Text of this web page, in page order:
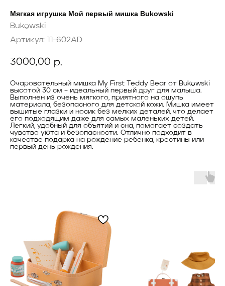
Мягкая игрушка Мой первый мишка Bukowski
Bukowski
Артикул:
11-602AD
3000,00 р.
Очаровательный мишка My First Teddy Bear от Bukowski
высотой 30 см – идеальный первый друг для малыша.
Выполнен из очень мягкого, приятного на ощупь
материала, безопасного для детской кожи. Мишка имеет
вышитые глазки и носик без мелких деталей, что делает
его подходящим даже для самых маленьких детей.
Легкий, удобный для объятий и сна, помогает создать
чувство уюта и безопасности. Отлично подходит в
качестве подарка на рождение ребенка, крестины или
первый день рождения.